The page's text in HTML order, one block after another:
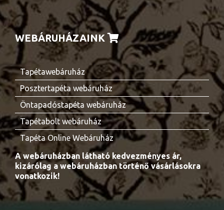
WEBÁRUHÁZAINK
Tapétawebáruház
Posztertapéta webáruház
Öntapadóstapéta webáruház
Tapétabolt webáruház
Tapéta Online Webáruház
A webáruházban látható kedvezményes ár,
kizárólag a webáruházban történő vásárlásokra
vonatkozik!